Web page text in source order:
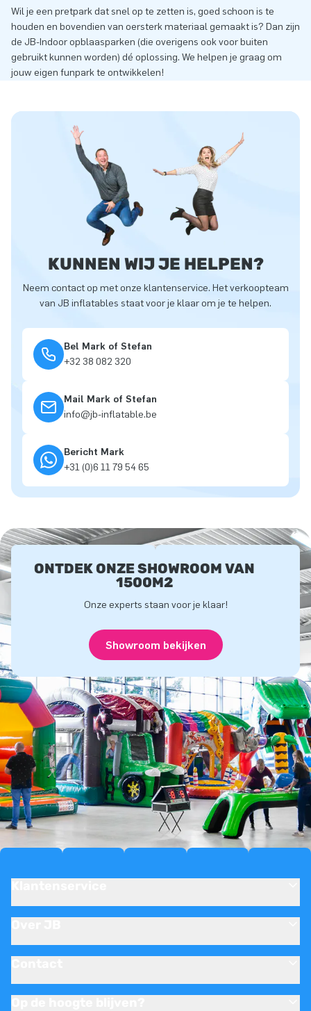
Wil je een pretpark dat snel op te zetten is, goed schoon is te
houden en bovendien van oersterk materiaal gemaakt is? Dan zijn
de JB-Indoor opblaasparken (die overigens ook voor buiten
gebruikt kunnen worden) dé oplossing. We helpen je graag om
jouw eigen funpark te ontwikkelen!
KUNNEN WIJ JE HELPEN?
Neem contact op met onze klantenservice. Het verkoopteam
van JB inflatables staat voor je klaar om je te helpen.
Bel Mark of Stefan
+32 38 082 320
Mail Mark of Stefan
info@jb-inflatable.be
Bericht Mark
+31 (0)6 11 79 54 65
ONTDEK ONZE SHOWROOM VAN
1500M2
Onze experts staan voor je klaar!
Showroom bekijken